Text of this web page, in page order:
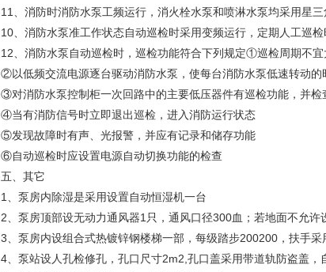
11、消防时消防水泵工频运行，消火栓水泵和喷淋水泵均采用星三
10、消防水泵准工作状态自动巡检时采用变频运行，定期人工巡检
12、消防水泵自动巡检时，巡检功能符合下列规定①巡检周期不
②以低频交流电源逐台驱动消防水泵，使每台消防水泵低速转动的
③对消防水泵控制柜一次回路中的主要低压器件有巡检功能，并检
④当有消防信号时立即退出巡检，进入消防运行状态
⑤发现故障时有声、光报警，并应有记录和储存功能
⑥自动巡检时应设置电源自动切换功能的检查
五、其它
1、泵房内除湿是采用设置自动恒湿机一台
2、泵房顶部设无动力通风器1只，通风口径300血；若地面不允许
3、泵房内设组合式热镀锌钢楼梯一部，每级踏步200200，扶手采
4、泵站设人孔检修孔，孔口尺寸2m2,孔口盖采用带道轨防盗盖，